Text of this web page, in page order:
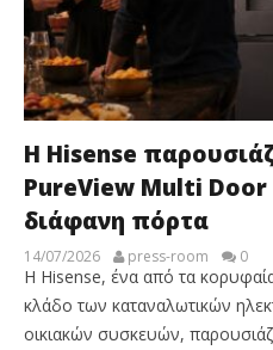
Η Hisense
PureView Multi
διάφανη πόρτα
14/07/2026 press-room 0
Η Hisense, ένα από τα
κλάδο των καταναλωτικών
οικιακών συσκευών,